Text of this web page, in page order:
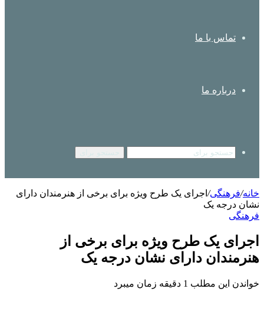
تماس با ما
درباره ما
خانه/فرهنگی/ اجرای یک طرح ویژه برای برخی از هنرمندان دارای
نشان درجه یک
فرهنگی
اجرای یک طرح ویژه برای برخی از
هنرمندان دارای نشان درجه یک
خواندن این مطلب 1 دقیقه زمان میبرد